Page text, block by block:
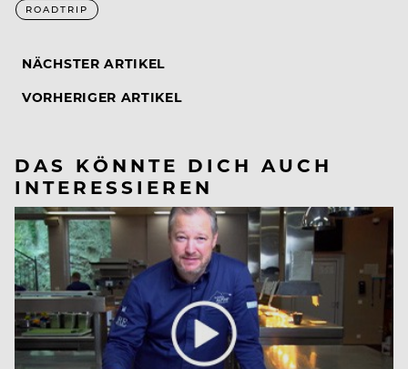
ROADTRIP
NÄCHSTER ARTIKEL
VORHERIGER ARTIKEL
DAS KÖNNTE DICH AUCH
INTERESSIEREN